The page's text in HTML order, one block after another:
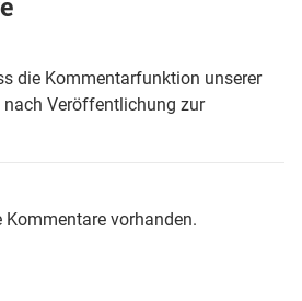
die Kommentarfunktion unserer
Veröffentlichung zur
Kommentare vorhanden.